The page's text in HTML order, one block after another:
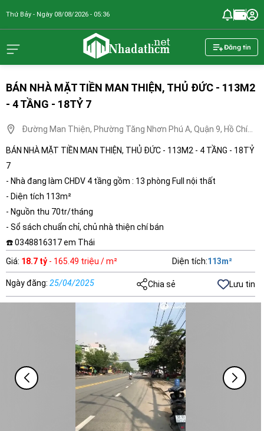
Thứ Bảy - Ngày 08/08/2026 - 05:36
Đăng tin
BÁN NHÀ MẶT TIỀN MAN THIỆN, THỦ ĐỨC - 113M2
- 4 TẦNG - 18TỶ 7
Đường Man Thiện, Phường Tăng Nhơn Phú A, Quận 9, Hồ Chí
Minh
BÁN NHÀ MẶT TIỀN MAN THIỆN, THỦ ĐỨC - 113M2 - 4 TẦNG - 18TỶ
7
- Nhà đang làm CHDV 4 tầng gồm : 13 phòng Full nội thất
- Diện tích 113m²
- Nguồn thu 70tr/tháng
- Sổ sách chuẩn chỉ, chủ nhà thiện chí bán
☎️ 0348816317 em Thái
Giá: 18.7 tỷ - 165.49 triệu / m² Diện tích:113m²
Ngày đăng: 25/04/2025 Chia sẻ Lưu tin